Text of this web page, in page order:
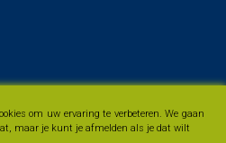
om uw ervaring te verbeteren. We gaan
maar je kunt je afmelden als je dat wilt